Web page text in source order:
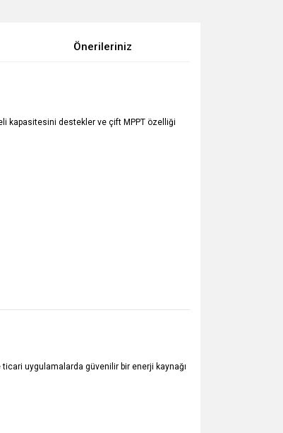
Önerileriniz
kapasitesini destekler ve çift MPPT özelliği
uygulamalarda güvenilir bir enerji kaynağı